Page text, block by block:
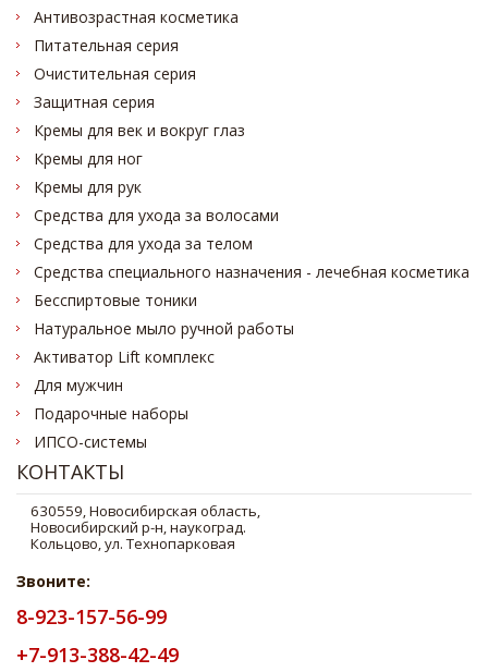
Антивозрастная косметика
Питательная серия
Очистительная серия
Защитная серия
Кремы для век и вокруг глаз
Кремы для ног
Кремы для рук
Средства для ухода за волосами
Средства для ухода за телом
Средства специального назначения - лечебная косметика
Бесспиртовые тоники
Натуральное мыло ручной работы
Активатор Lift комплекс
Для мужчин
Подарочные наборы
ИПСО-системы
КОНТАКТЫ
Звоните:
8-923-157-56-99
+7-913-388-42-49